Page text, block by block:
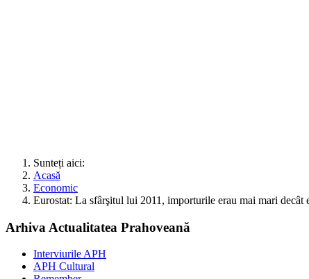
Sunteți aici:
Acasă
Economic
Eurostat: La sfârşitul lui 2011, importurile erau mai mari
Arhiva Actualitatea Prahoveană
Interviurile APH
APH Cultural